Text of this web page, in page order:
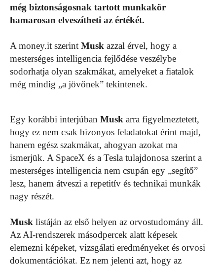
még biztonságosnak tartott munkakör
hamarosan elveszítheti az értékét.
A money.it szerint Musk azzal érvel, hogy a
mesterséges intelligencia fejlődése veszélybe
sodorhatja olyan szakmákat, amelyeket a fiatalok
még mindig „a jövőnek” tekintenek.
Egy korábbi interjúban Musk arra figyelmeztetett,
hogy ez nem csak bizonyos feladatokat érint majd,
hanem egész szakmákat, ahogyan azokat ma
ismerjük. A SpaceX és a Tesla tulajdonosa szerint a
mesterséges intelligencia nem csupán egy „segítő”
lesz, hanem átveszi a repetitív és technikai munkák
nagy részét.
Musk listáján az első helyen az orvostudomány áll.
Az AI-rendszerek másodpercek alatt képesek
elemezni képeket, vizsgálati eredményeket és orvosi
dokumentációkat. Ez nem jelenti azt, hogy az